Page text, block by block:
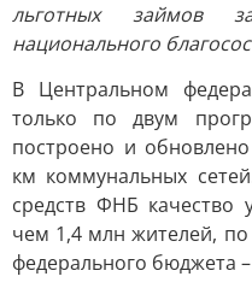
льготных займов
национального
В Центральном
только по двум
построено и
км коммунальных
средств ФНБ качество
чем 1,4 млн жителей,
федерального бюджета